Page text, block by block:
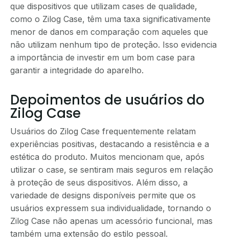
que dispositivos que utilizam cases de qualidade,
como o Zilog Case, têm uma taxa significativamente
menor de danos em comparação com aqueles que
não utilizam nenhum tipo de proteção. Isso evidencia
a importância de investir em um bom case para
garantir a integridade do aparelho.
Depoimentos de usuários do
Zilog Case
Usuários do Zilog Case frequentemente relatam
experiências positivas, destacando a resistência e a
estética do produto. Muitos mencionam que, após
utilizar o case, se sentiram mais seguros em relação
à proteção de seus dispositivos. Além disso, a
variedade de designs disponíveis permite que os
usuários expressem sua individualidade, tornando o
Zilog Case não apenas um acessório funcional, mas
também uma extensão do estilo pessoal.